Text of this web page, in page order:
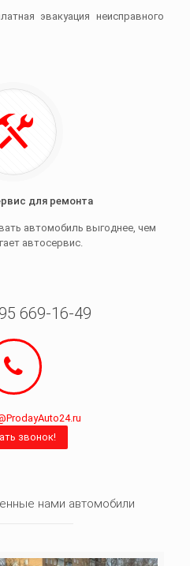
эвакуация неисправного
для ремонта
автомобиль выгоднее, чем
автосервис.
669-16-49
звонок!
нами автомобили